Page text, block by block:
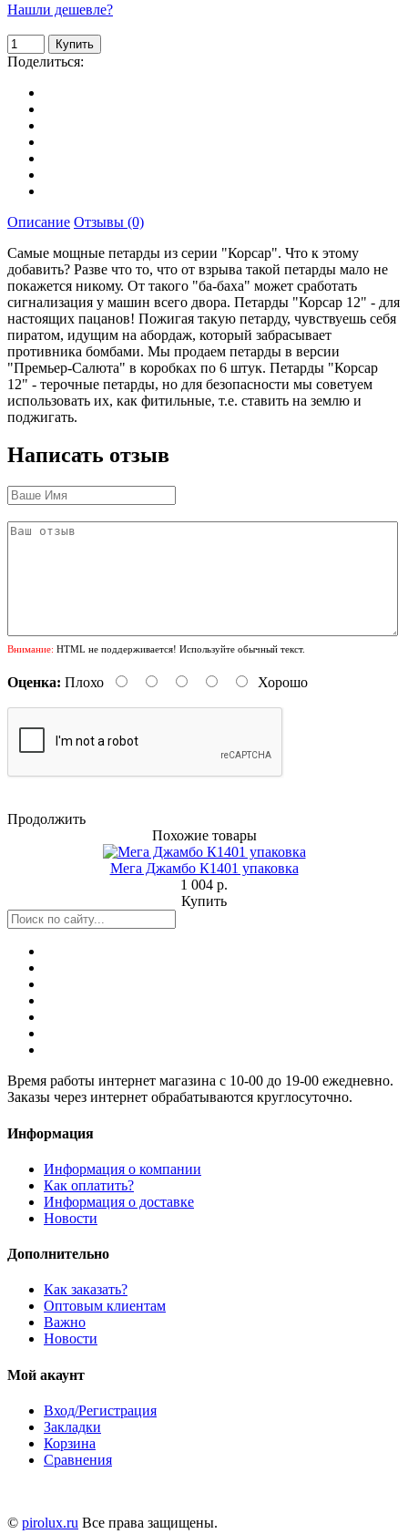
Нашли дешевле?
Поделиться:
Описание Отзывы (0)
Самые мощные петарды из серии "Корсар". Что к этому
добавить? Разве что то, что от взрыва такой петарды мало не
покажется никому. От такого "ба-баха" может сработать
сигнализация у машин всего двора. Петарды "Корсар 12" - для
настоящих пацанов! Пожигая такую петарду, чувствуешь себя
пиратом, идущим на абордаж, который забрасывает
противника бомбами. Мы продаем петарды в версии
"Премьер-Салюта" в коробках по 6 штук. Петарды "Корсар
12" - терочные петарды, но для безопасности мы советуем
использовать их, как фитильные, т.е. ставить на землю и
поджигать.
Написать отзыв
Внимание: HTML не поддерживается! Используйте обычный текст.
Оценка: Плохо Хорошо
Продолжить
Похожие товары
Мега Джамбо К1401 упаковка
1 004 р.
Купить
Время работы интернет магазина с 10-00 до 19-00 ежедневно.
Заказы через интернет обрабатываются круглосуточно.
Информация
Информация о компании
Как оплатить?
Информация о доставке
Новости
Дополнительно
Как заказать?
Оптовым клиентам
Важно
Новости
Мой акаунт
Вход/Регистрация
Закладки
Корзина
Сравнения
© pirolux.ru Все права защищены.